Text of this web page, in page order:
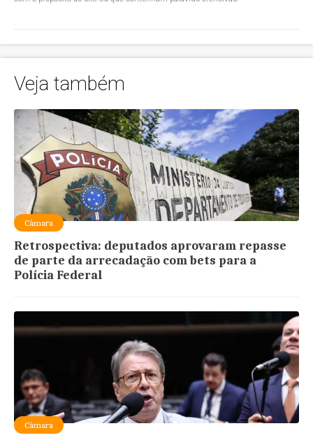
Veja também
Câmara
Retrospectiva: deputados aprovaram repasse
de parte da arrecadação com bets para a
Polícia Federal
Câmara